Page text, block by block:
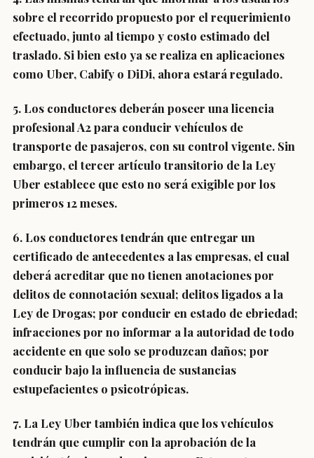
sobre el recorrido propuesto por el requerimiento
efectuado, junto al tiempo y costo estimado del
traslado. Si bien esto ya se realiza en aplicaciones
como Uber, Cabify o DiDi, ahora estará regulado.
5. Los conductores deberán poseer una licencia
profesional A2 para conducir vehículos de
transporte de pasajeros, con su control vigente. Sin
embargo, el tercer artículo transitorio de la Ley
Uber establece que esto no será exigible por los
primeros 12 meses.
6. Los conductores tendrán que entregar un
certificado de antecedentes a las empresas, el cual
deberá acreditar que no tienen anotaciones por
delitos de connotación sexual; delitos ligados a la
Ley de Drogas; por conducir en estado de ebriedad;
infracciones por no informar a la autoridad de todo
accidente en que solo se produzcan daños; por
conducir bajo la influencia de sustancias
estupefacientes o psicotrópicas.
7. La Ley Uber también indica quelos vehículos
tendrán que cumplir con la aprobación de la